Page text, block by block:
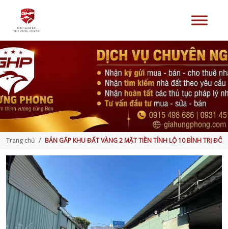
Trang chủ BÁN GẤP KHU ĐẤT VÀNG 2 MẶT TIỀN TỈNH LỘ 10 BÌNH TRỊ